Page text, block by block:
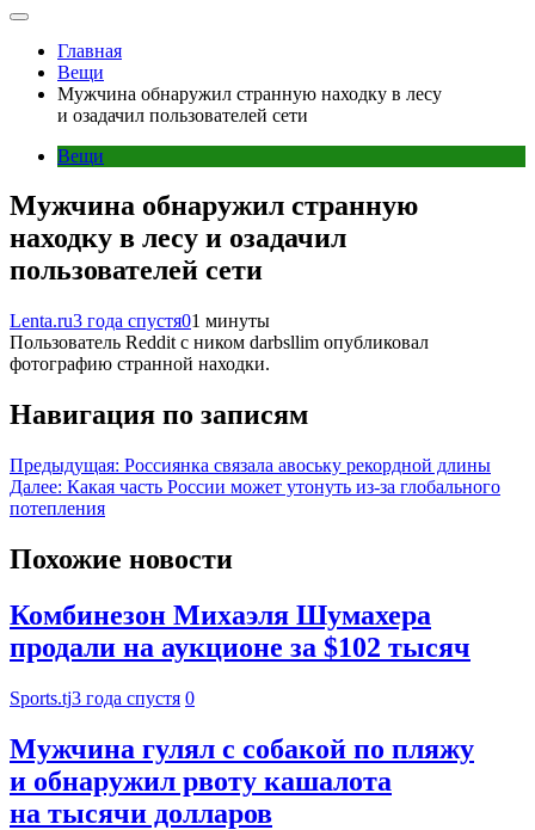
Главная
Вещи
Мужчина обнаружил странную находку в лесу
и озадачил пользователей сети
Вещи
Мужчина обнаружил странную
находку в лесу и озадачил
пользователей сети
Lenta.ru3 года спустя01 минуты
Пользователь Reddit с ником darbsllim опубликовал
фотографию странной находки.
Навигация по записям
Предыдущая: Россиянка связала авоську рекордной длины
Далее: Какая часть России может утонуть из-за глобального
потепления
Похожие новости
Комбинезон Михаэля Шумахера
продали на аукционе за $102 тысяч
Sports.tj3 года спустя 0
Мужчина гулял с собакой по пляжу
и обнаружил рвоту кашалота
на тысячи долларов